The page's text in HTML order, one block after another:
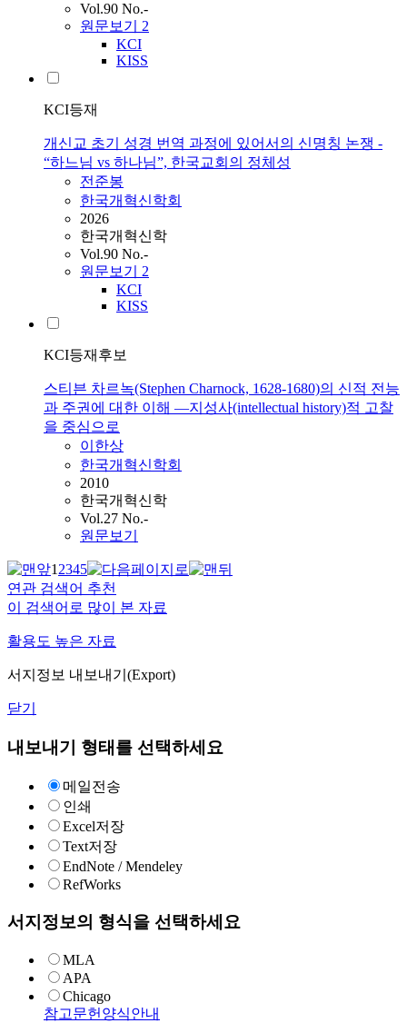
Vol.90 No.-
원문보기 2
KCI
KISS
KCI등재
개신교 초기 성경 번역 과정에 있어서의 신명칭 논쟁 -
“하느님 vs 하나님”, 한국교회의 정체성
전준봉
한국개혁신학회
2026
한국개혁신학
Vol.90 No.-
원문보기 2
KCI
KISS
KCI등재후보
스티븐 차르녹(Stephen Charnock, 1628-1680)의 신적 전능
과 주권에 대한 이해 ―지성사(intellectual history)적 고찰
을 중심으로
이한상
한국개혁신학회
2010
한국개혁신학
Vol.27 No.-
원문보기
12345
연관 검색어 추천
이 검색어로 많이 본 자료
활용도 높은 자료
서지정보 내보내기(Export)
닫기
내보내기 형태를 선택하세요
메일전송
인쇄
Excel저장
Text저장
EndNote / Mendeley
RefWorks
서지정보의 형식을 선택하세요
MLA
APA
Chicago
참고문헌양식안내